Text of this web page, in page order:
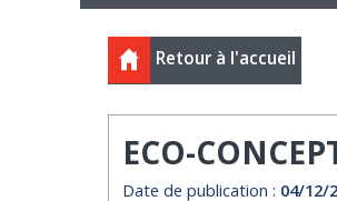
Retour à l'accueil
ECO-
Date de publication : 04/12/